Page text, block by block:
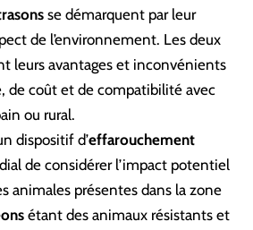
se démarquent par leur
de l’environnement. Les deux
leurs avantages et inconvénients
de coût et de compatibilité avec
ou rural.
dispositif d’effarouchement
de considérer l’impact potentiel
animales présentes dans la zone
étant des animaux résistants et